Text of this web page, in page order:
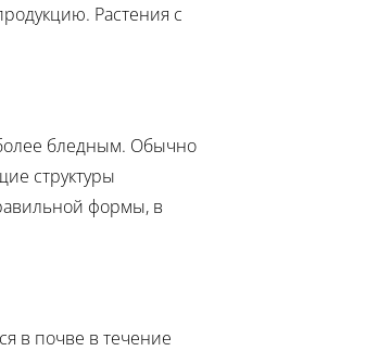
Растения с
бледным. Обычно
структуры
формы, в
в почве в течение